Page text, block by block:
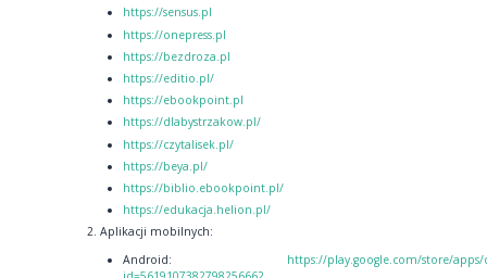
https://sensus.pl
https://onepress.pl
https://bezdroza.pl
https://editio.pl/
https://ebookpoint.pl
https://dlabystrzakow.pl/
https://czytalisek.pl/
https://beya.pl/
https://biblio.ebookpoint.pl/
https://edukacja.helion.pl/
Aplikacji mobilnych:
Android: https://play.google.com/store/apps/